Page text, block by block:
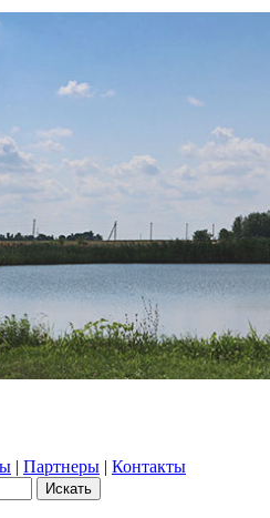
| Партнеры | Контакты